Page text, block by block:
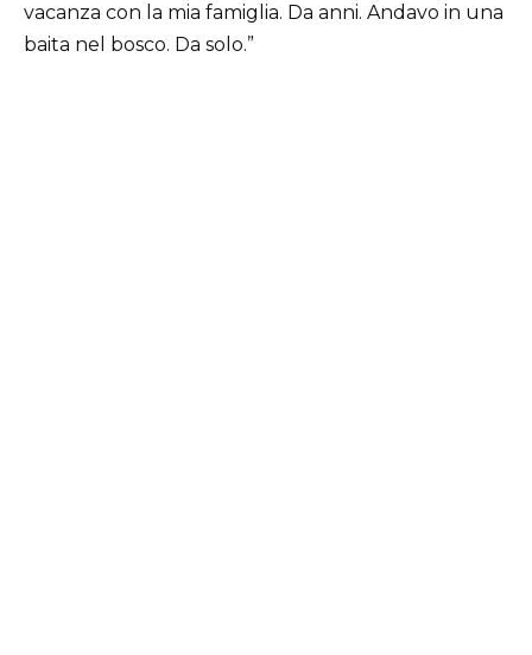
vacanza con la mia famiglia. Da anni. Andavo in una
baita nel bosco. Da solo.”